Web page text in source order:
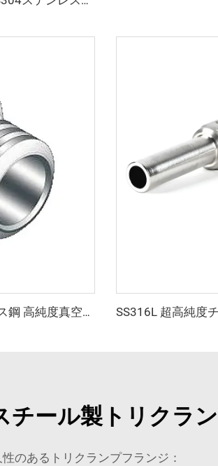
高流量用メスナット ステンレス鋼 高純度真空SS316L（QCR）継手 BA/EP 高品質 高流量用メスナット メタルフェイスシール継手
ール製トリクラ
のあるトリクランプフランジ：